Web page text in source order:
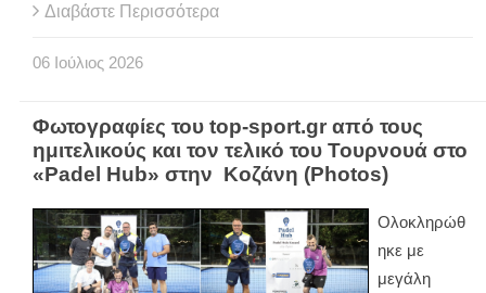
Διαβάστε Περισσότερα
06 Ιούλιος 2026
Φωτογραφίες του top-sport.gr από τους
ημιτελικούς και τον τελικό του Τουρνουά στο
«Padel Hub» στην Κοζάνη (Photos)
Ολοκληρώθ
ηκε με
μεγάλη